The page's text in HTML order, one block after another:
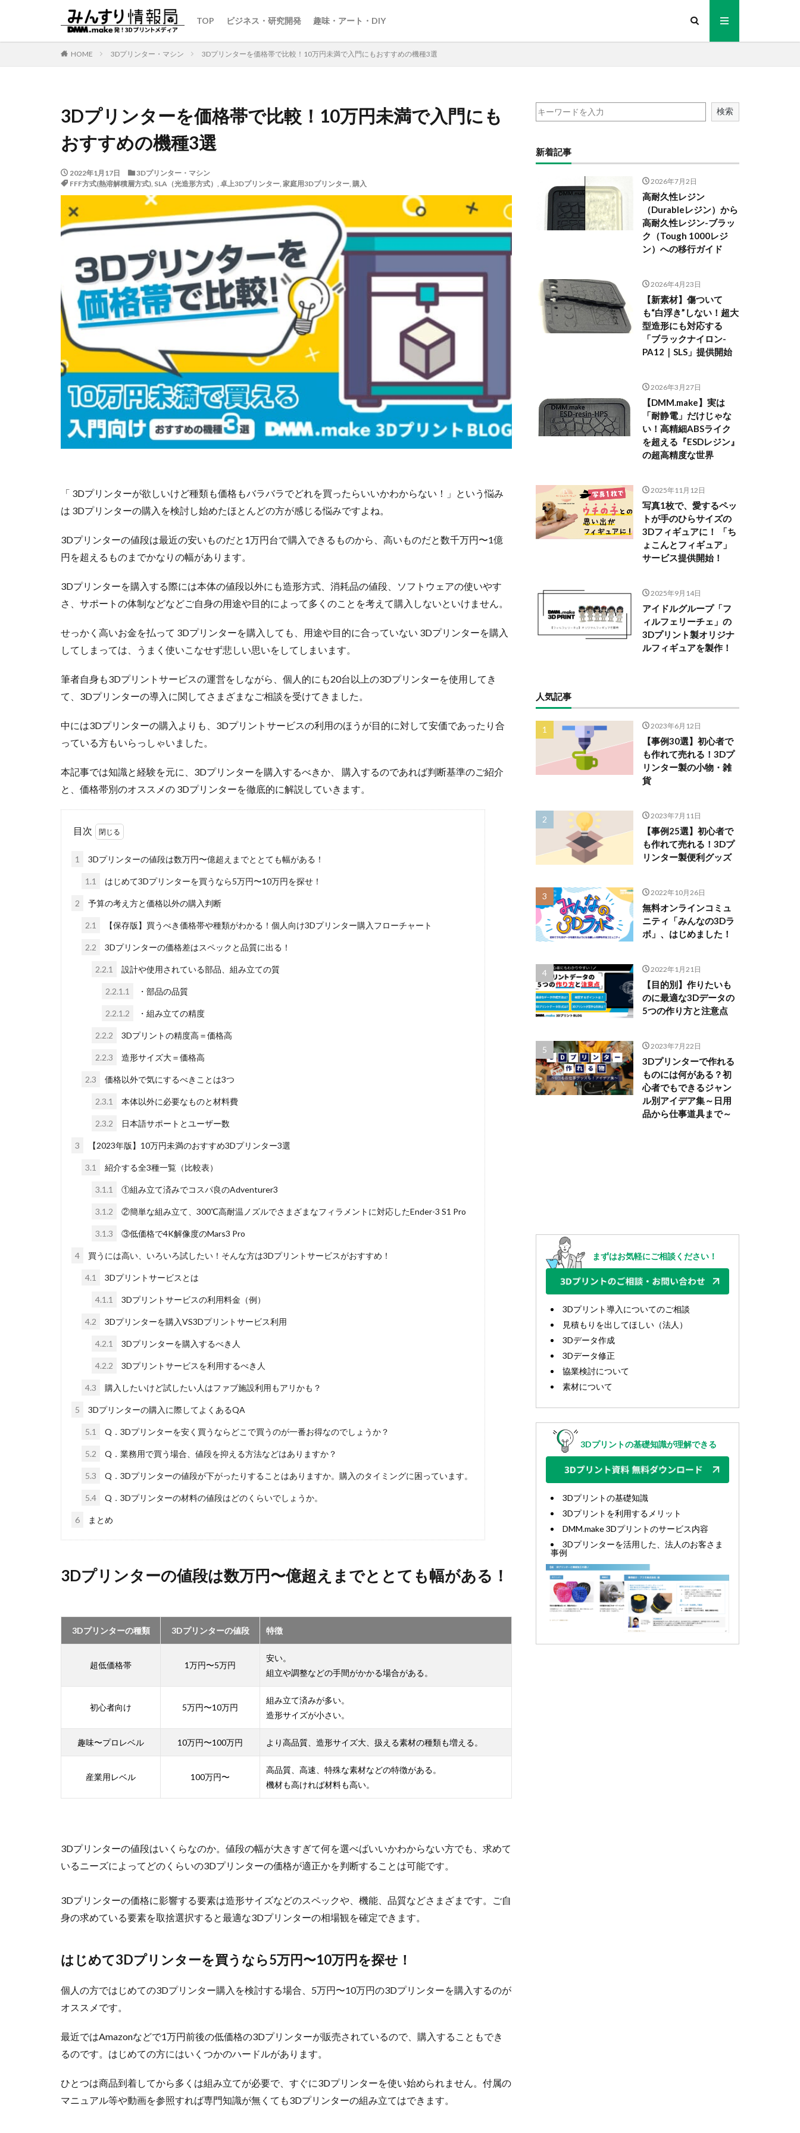
TOP ビジネス・研究開発 趣味・アート・DIY
HOME 3Dプリンター・マシン 3Dプリンターを価格帯で比較！10万円未満で入門にもおすすめの機種3選
3Dプリンターを価格帯で比較！10万円未満で入門にも
おすすめの機種3選
2022年1月17日
3Dプリンター・マシン
FFF方式(熱溶解積層方式), SLA（光造形方式） , 卓上3Dプリンター, 家庭用3Dプリンター, 購入
「 3Dプリンターが欲しいけど種類も価格もバラバラでどれを買ったらいいかわからない！」という悩み
は 3Dプリンターの購入を検討し始めたほとんどの方が感じる悩みですよね。
3Dプリンターの値段は最近の安いものだと1万円台で購入できるものから、高いものだと数千万円〜1億
円を超えるものまでかなりの幅があります。
3Dプリンターを購入する際には本体の値段以外にも造形方式、消耗品の値段、ソフトウェアの使いやす
さ、サポートの体制などなどご自身の用途や目的によって多くのことを考えて購入しないといけません。
せっかく高いお金を払って 3Dプリンターを購入しても、用途や目的に合っていない 3Dプリンターを購入
してしまっては、うまく使いこなせず悲しい思いをしてしまいます。
筆者自身も3Dプリントサービスの運営をしながら、個人的にも20台以上の3Dプリンターを使用してき
て、3Dプリンターの導入に関してさまざまなご相談を受けてきました。
中には3Dプリンターの購入よりも、3Dプリントサービスの利用のほうが目的に対して安価であったり合
っている方もいらっしゃいました。
本記事では知識と経験を元に、3Dプリンターを購入するべきか、 購入するのであれば判断基準のご紹介
と、価格帯別のオススメの 3Dプリンターを徹底的に解説していきます。
目次
1 3Dプリンターの値段は数万円〜億超えまでととても幅がある！
1.1 はじめて3Dプリンターを買うなら5万円〜10万円を探せ！
2 予算の考え方と価格以外の購入判断
2.1 【保存版】買うべき価格帯や種類がわかる！個人向け3Dプリンター購入フローチャート
2.2 3Dプリンターの価格差はスペックと品質に出る！
2.2.1 設計や使用されている部品、組み立ての質
2.2.1.1 ・部品の品質
2.2.1.2 ・組み立ての精度
2.2.2 3Dプリントの精度高＝価格高
2.2.3 造形サイズ大＝価格高
2.3 価格以外で気にするべきことは3つ
2.3.1 本体以外に必要なものと材料費
2.3.2 日本語サポートとユーザー数
3 【2023年版】10万円未満のおすすめ3Dプリンター3選
3.1 紹介する全3種一覧（比較表）
3.1.1 ①組み立て済みでコスパ良のAdventurer3
3.1.2 ②簡単な組み立て、300℃高耐温ノズルでさまざまなフィラメントに対応したEnder-3 S1 Pro
3.1.3 ③低価格で4K解像度のMars3 Pro
4 買うには高い、いろいろ試したい！そんな方は3Dプリントサービスがおすすめ！
4.1 3Dプリントサービスとは
4.1.1 3Dプリントサービスの利用料金（例）
4.2 3Dプリンターを購入VS3Dプリントサービス利用
4.2.1 3Dプリンターを購入するべき人
4.2.2 3Dプリントサービスを利用するべき人
4.3 購入したいけど試したい人はファブ施設利用もアリかも？
5 3Dプリンターの購入に際してよくあるQA
5.1 Q．3Dプリンターを安く買うならどこで買うのが一番お得なのでしょうか？
5.2 Q．業務用で買う場合、値段を抑える方法などはありますか？
5.3 Q．3Dプリンターの値段が下がったりすることはありますか。購入のタイミングに困っています。
5.4 Q．3Dプリンターの材料の値段はどのくらいでしょうか。
6 まとめ
3Dプリンターの値段は数万円〜億超えまでととても幅がある！
3Dプリンターの種類 3Dプリンターの値段 特徴
超低価格帯 1万円〜5万円
安い。
組立や調整などの手間がかかる場合がある。
初心者向け 5万円〜10万円
組み立て済みが多い。
造形サイズが小さい。
趣味〜プロレベル 10万円〜100万円 より高品質、造形サイズ大、扱える素材の種類も増える。
産業用レベル 100万円〜
高品質、高速、特殊な素材などの特徴がある。
機材も高ければ材料も高い。
3Dプリンターの値段はいくらなのか。値段の幅が大きすぎて何を選べばいいかわからない方でも、求めて
いるニーズによってどのくらいの3Dプリンターの価格が適正かを判断することは可能です。
3Dプリンターの価格に影響する要素は造形サイズなどのスペックや、機能、品質などさまざまです。ご自
身の求めている要素を取捨選択すると最適な3Dプリンターの相場観を確定できます。
はじめて3Dプリンターを買うなら5万円〜10万円を探せ！
個人の方ではじめての3Dプリンター購入を検討する場合、5万円〜10万円の3Dプリンターを購入するのが
オススメです。
最近ではAmazonなどで1万円前後の低価格の3Dプリンターが販売されているので、購入することもでき
るのです。はじめての方にはいくつかのハードルがあります。
ひとつは商品到着してから多くは組み立てが必要で、すぐに3Dプリンターを使い始められません。付属の
マニュアル等や動画を参照すれば専門知識が無くても3Dプリンターの組み立てはできます。
検索
新着記事
2026年7月2日
高耐久性レジン
（Durableレジン）から
高耐久性レジン-ブラッ
ク（Tough 1000レジ
ン）への移行ガイド
2026年4月23日
【新素材】傷ついて
も“白浮き”しない！超大
型造形にも対応する
「ブラックナイロン-
PA12｜SLS」提供開始
2026年3月27日
【DMM.make】実は
「耐静電」だけじゃな
い！高精細ABSライク
を超える『ESDレジン』
の超高精度な世界
2025年11月12日
写真1枚で、愛するペッ
トが手のひらサイズの
3Dフィギュアに！ 「ち
ょこんとフィギュア」
サービス提供開始！
2025年9月14日
アイドルグループ「フ
ィルフェリーチェ」の
3Dプリント製オリジナ
ルフィギュアを製作！
人気記事
2023年6月12日
【事例30選】初心者で
も作れて売れる！3Dプ
リンター製の小物・雑
貨
2023年7月11日
【事例25選】初心者で
も作れて売れる！3Dプ
リンター製便利グッズ
2022年10月26日
無料オンラインコミュ
ニティ「みんなの3Dラ
ボ」、はじめました！
2022年1月21日
【目的別】作りたいも
のに最適な3Dデータの
5つの作り方と注意点
2023年7月22日
3Dプリンターで作れる
ものには何がある？初
心者でもできるジャン
ル別アイデア集～日用
品から仕事道具まで～
まずはお気軽にご相談ください！
3Dプリント導入についてのご相談
見積もりを出してほしい（法人）
3Dデータ作成
3Dデータ修正
協業検討について
素材について
3Dプリントの基礎知識が理解できる
3Dプリントの基礎知識
3Dプリントを利用するメリット
DMM.make 3Dプリントのサービス内容
3Dプリンターを活用した、法人のお客さま
事例